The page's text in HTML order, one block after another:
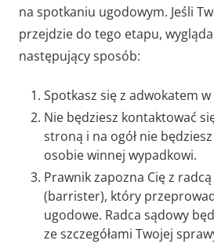
na spotkaniu ugodowym. Jeśli
przejdzie do tego etapu,
następujący sposób:
Spotkasz się z adwokatem w
Nie będziesz kontaktować
stroną i na ogół nie będziesz
osobie winnej wypadkowi.
Prawnik zapozna Cię z
(barrister), który
ugodowe. Radca sądowy
ze szczegółami Twojej